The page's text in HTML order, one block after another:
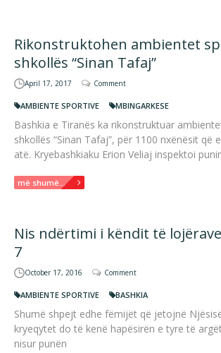
Rikonstruktohen ambientet
shkollës “Sinan Tafaj”
April 17, 2017 Comment
AMBIENTE SPORTIVE MBINGARKESE
Bashkia e Tiranës ka rikonstruktuar
shkollës “Sinan Tafaj”, për 1100 nxënësit që
atë. Kryebashkiaku Erion Veliaj inspektoi
më shumë...
Nis ndërtimi i këndit të
7
October 17, 2016 Comment
AMBIENTE SPORTIVE BASHKIA
Shumë shpejt edhe fëmijët që jetojnë
kryeqytet do të kenë hapësirën e tyre të
nisur punën